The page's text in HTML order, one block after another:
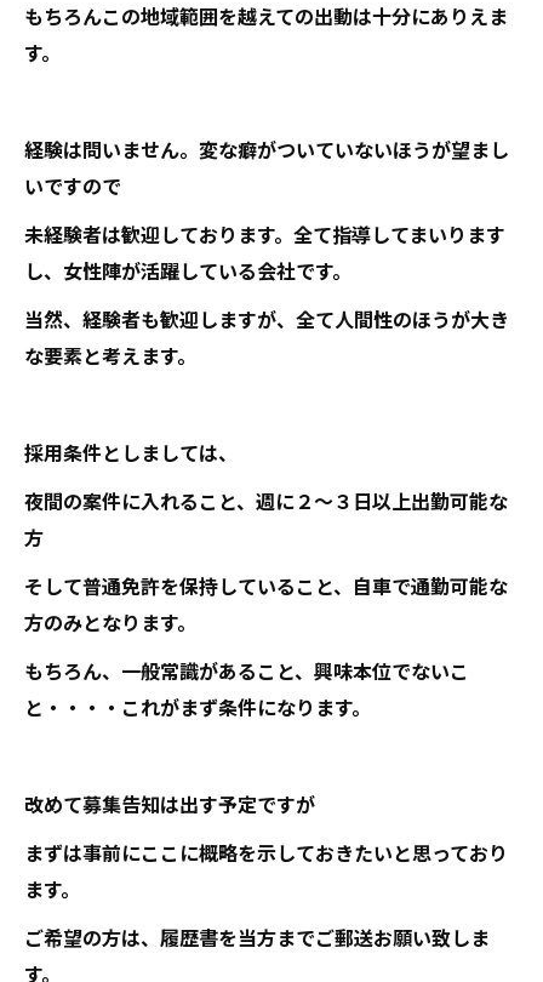
もちろんこの地域範囲を越えての出動は十分にありえま
す。
経験は問いません。変な癖がついていないほうが望まし
いですので
未経験者は歓迎しております。全て指導してまいります
し、女性陣が活躍している会社です。
当然、経験者も歓迎しますが、全て人間性のほうが大き
な要素と考えます。
採用条件としましては、
夜間の案件に入れること、週に２～３日以上出勤可能な
方
そして普通免許を保持していること、自車で通勤可能な
方のみとなります。
もちろん、一般常識があること、興味本位でないこ
と・・・・これがまず条件になります。
改めて募集告知は出す予定ですが
まずは事前にここに概略を示しておきたいと思っており
ます。
ご希望の方は、履歴書を当方までご郵送お願い致しま
す。